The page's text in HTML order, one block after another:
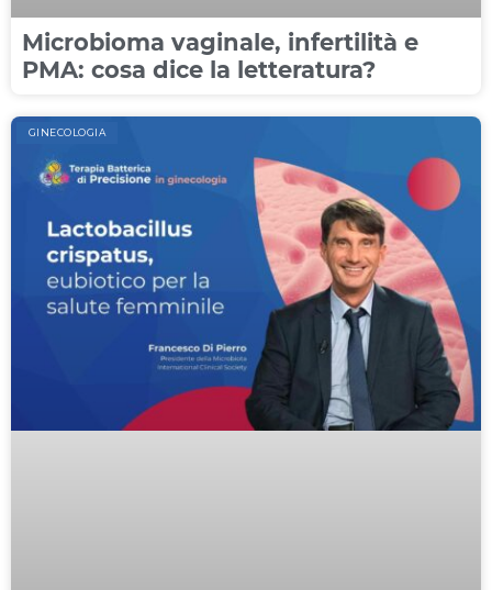
Microbioma vaginale, infertilità e
PMA: cosa dice la letteratura?
GINECOLOGIA